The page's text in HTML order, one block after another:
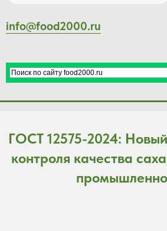
info@food2000.ru
ГОСТ 12575-2024:
контроля качества